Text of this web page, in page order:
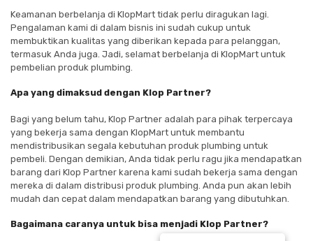
Keamanan berbelanja di KlopMart tidak perlu diragukan lagi.
Pengalaman kami di dalam bisnis ini sudah cukup untuk
membuktikan kualitas yang diberikan kepada para pelanggan,
termasuk Anda juga. Jadi, selamat berbelanja di KlopMart untuk
pembelian produk plumbing.
Apa yang dimaksud dengan Klop Partner?
Bagi yang belum tahu, Klop Partner adalah para pihak terpercaya
yang bekerja sama dengan KlopMart untuk membantu
mendistribusikan segala kebutuhan produk plumbing untuk
pembeli. Dengan demikian, Anda tidak perlu ragu jika mendapatkan
barang dari Klop Partner karena kami sudah bekerja sama dengan
mereka di dalam distribusi produk plumbing. Anda pun akan lebih
mudah dan cepat dalam mendapatkan barang yang dibutuhkan.
Bagaimana caranya untuk bisa menjadi Klop Partner?